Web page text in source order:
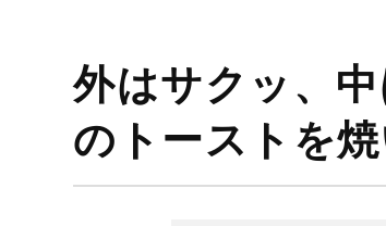
外はサクッ、
のトーストを